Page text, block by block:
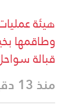
هيئة عمليات
وطاقمها
قبالة
منذ 13 دقيقة